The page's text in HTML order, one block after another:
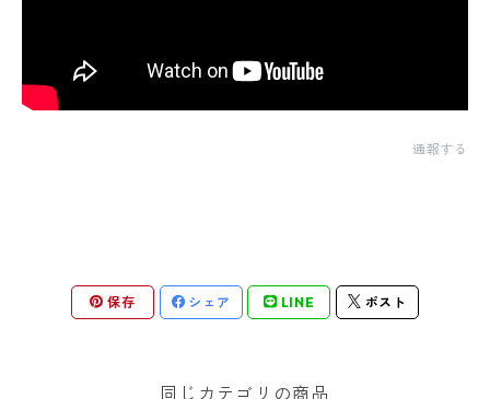
通報する
保存 シェア LINE ポスト
同じカテゴリの商品